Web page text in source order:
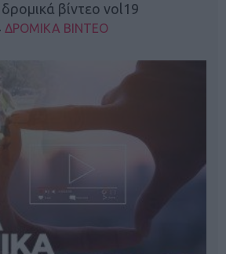
δρομικά βίντεο vol19
ΔΡΟΜΙΚΑ ΒΙΝΤΕΟ